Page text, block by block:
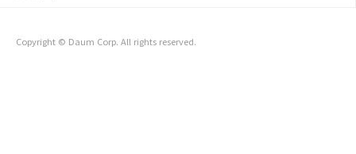
Copyright © Daum Corp. All rights reserved.